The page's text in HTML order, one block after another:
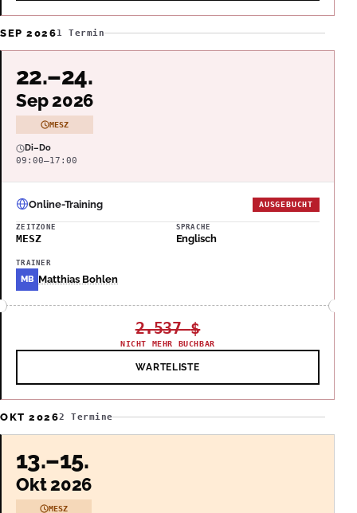
SEP 20261 Termin
22.–24.
Sep 2026
MESZ
Di–Do
09:00–17:00
Online-Training AUSGEBUCHT
ZEITZONE
MESZ
SPRACHE
Englisch
TRAINER
MB Matthias Bohlen
2.537$
NICHT MEHR BUCHBAR
WARTELISTE
OKT 20262 Termine
13.–15.
Okt 2026
MESZ